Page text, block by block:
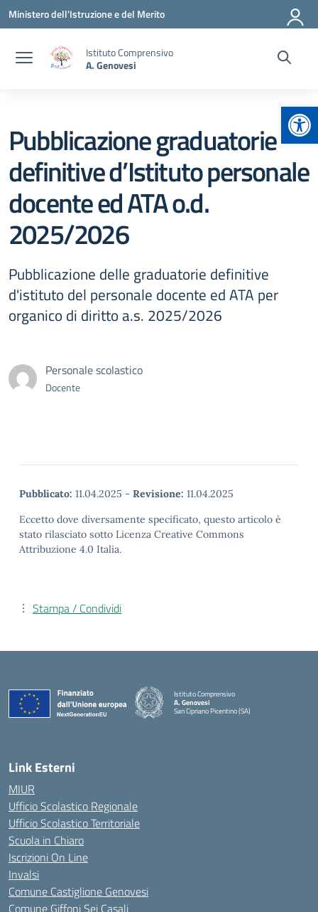
Vai ai contenuti
Vai al menu di navigazione
Vai al footer
Ministero dell'Istruzione e del Merito
Istituto Comprensivo
A. Genovesi
Pubblicazione graduatorie
definitive d’Istituto personale
docente ed ATA o.d.
2025/2026
Pubblicazione delle graduatorie definitive
d'istituto del personale docente ed ATA per
organico di diritto a.s. 2025/2026
Personale scolastico
Docente
Pubblicato: 11.04.2025 - Revisione: 11.04.2025
Eccetto dove diversamente specificato, questo articolo è
stato rilasciato sotto Licenza Creative Commons
Attribuzione 4.0 Italia.
Stampa / Condividi
Istituto Comprensivo
A. Genovesi
San Cipriano Picentino (SA)
— Visita la pagina iniziale della scuola
Link Esterni
MIUR
Ufficio Scolastico Regionale
Ufficio Scolastico Territoriale
Scuola in Chiaro
Iscrizioni On Line
Invalsi
Comune Castiglione Genovesi
Comune Giffoni Sei Casali